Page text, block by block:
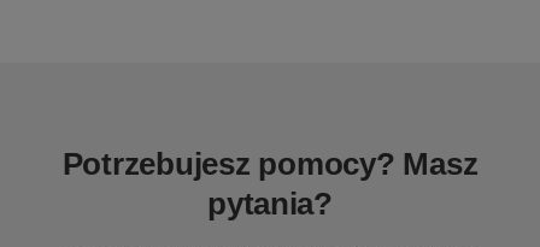
Potrzebujesz pomocy? Masz
pytania?